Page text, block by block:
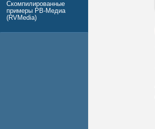
Скомпилированные
примеры РВ-Медиа
(RVMedia)